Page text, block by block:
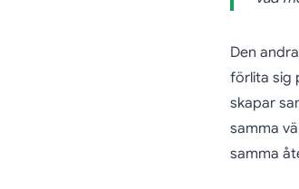
Den
förlita sig
skapar
samma
samma